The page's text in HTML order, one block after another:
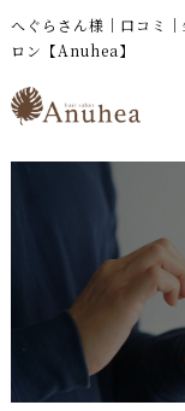
へぐらさん様｜口コミ
ロン【Anuhea】